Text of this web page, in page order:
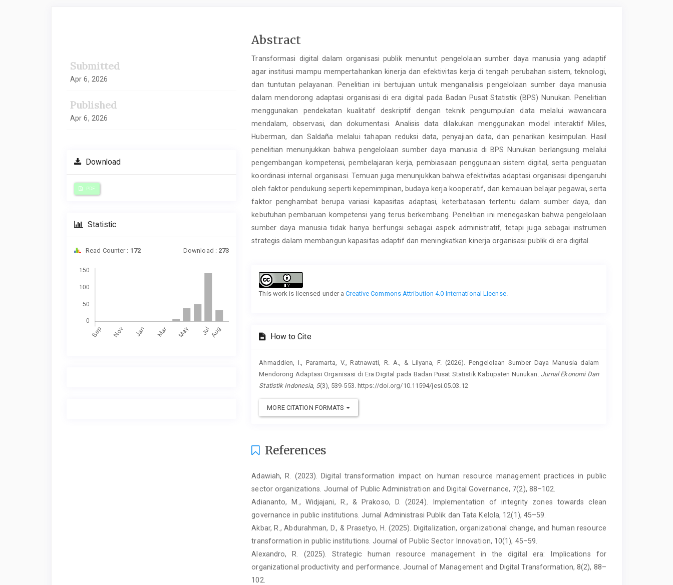
Submitted
Apr 6, 2026
Published
Apr 6, 2026
Download
PDF
Statistic
Read Counter : 172 Download : 273
Main
Article
Content
Abstract
Transformasi digital dalam organisasi publik menuntut pengelolaan sumber daya manusia yang adaptif
agar institusi mampu mempertahankan kinerja dan efektivitas kerja di tengah perubahan sistem, teknologi,
dan tuntutan pelayanan. Penelitian ini bertujuan untuk menganalisis pengelolaan sumber daya manusia
dalam mendorong adaptasi organisasi di era digital pada Badan Pusat Statistik (BPS) Nunukan. Penelitian
menggunakan pendekatan kualitatif deskriptif dengan teknik pengumpulan data melalui wawancara
mendalam, observasi, dan dokumentasi. Analisis data dilakukan menggunakan model interaktif Miles,
Huberman, dan Saldaña melalui tahapan reduksi data, penyajian data, dan penarikan kesimpulan. Hasil
penelitian menunjukkan bahwa pengelolaan sumber daya manusia di BPS Nunukan berlangsung melalui
pengembangan kompetensi, pembelajaran kerja, pembiasaan penggunaan sistem digital, serta penguatan
koordinasi internal organisasi. Temuan juga menunjukkan bahwa efektivitas adaptasi organisasi dipengaruhi
oleh faktor pendukung seperti kepemimpinan, budaya kerja kooperatif, dan kemauan belajar pegawai, serta
faktor penghambat berupa variasi kapasitas adaptasi, keterbatasan tertentu dalam sumber daya, dan
kebutuhan pembaruan kompetensi yang terus berkembang. Penelitian ini menegaskan bahwa pengelolaan
sumber daya manusia tidak hanya berfungsi sebagai aspek administratif, tetapi juga sebagai instrumen
strategis dalam membangun kapasitas adaptif dan meningkatkan kinerja organisasi publik di era digital.
Article
Details
This work is licensed under aCreative Commons Attribution 4.0 International License.
How to Cite
Ahmaddien, I., Paramarta, V., Ratnawati, R. A., & Lilyana, F. (2026). Pengelolaan Sumber Daya Manusia dalam
Mendorong Adaptasi Organisasi di Era Digital pada Badan Pusat Statistik Kabupaten Nunukan. Jurnal Ekonomi Dan
Statistik Indonesia, 5(3), 539-553. https://doi.org/10.11594/jesi.05.03.12
MORE CITATION FORMATS
References
Adawiah, R. (2023). Digital transformation impact on human resource management practices in public
sector organizations. Journal of Public Administration and Digital Governance, 7(2), 88–102.
Adiananto, M., Widjajani, R., & Prakoso, D. (2024). Implementation of integrity zones towards clean
governance in public institutions. Jurnal Administrasi Publik dan Tata Kelola, 12(1), 45–59.
Akbar, R., Abdurahman, D., & Prasetyo, H. (2025). Digitalization, organizational change, and human resource
transformation in public institutions. Journal of Public Sector Innovation, 10(1), 45–59.
Alexandro, R. (2025). Strategic human resource management in the digital era: Implications for
organizational productivity and performance. Journal of Management and Digital Transformation, 8(2), 88–
102.